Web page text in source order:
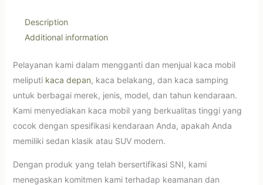
Description
Additional information
Pelayanan kami dalam mengganti dan menjual kaca mobil
meliputi kaca depan, kaca belakang, dan kaca samping
untuk berbagai merek, jenis, model, dan tahun kendaraan.
Kami menyediakan kaca mobil yang berkualitas tinggi yang
cocok dengan spesifikasi kendaraan Anda, apakah Anda
memiliki sedan klasik atau SUV modern.
Dengan produk yang telah bersertifikasi SNI, kami
menegaskan komitmen kami terhadap keamanan dan